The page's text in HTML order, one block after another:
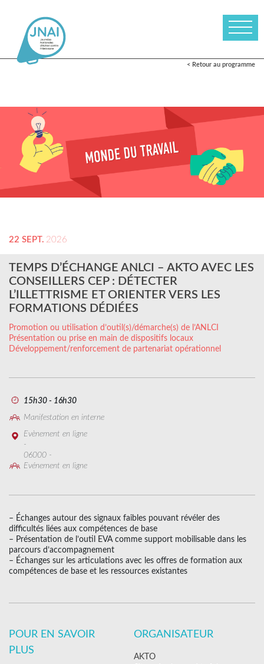
< Retour au programme
22 SEPT. 2026
TEMPS D’ÉCHANGE ANLCI – AKTO AVEC LES
CONSEILLERS CEP : DÉTECTER
L’ILLETTRISME ET ORIENTER VERS LES
FORMATIONS DÉDIÉES
Promotion ou utilisation d’outil(s)/démarche(s) de l’ANLCI
Présentation ou prise en main de dispositifs locaux
Développement/renforcement de partenariat opérationnel
15h30 - 16h30
Manifestation en interne
Evènement en ligne
-
06000 -
Evénement en ligne
– Échanges autour des signaux faibles pouvant révéler des
difficultés liées aux compétences de base
– Présentation de l’outil EVA comme support mobilisable dans les
parcours d’accompagnement
– Échanges sur les articulations avec les offres de formation aux
compétences de base et les ressources existantes
POUR EN SAVOIR
PLUS
ORGANISATEUR
AKTO